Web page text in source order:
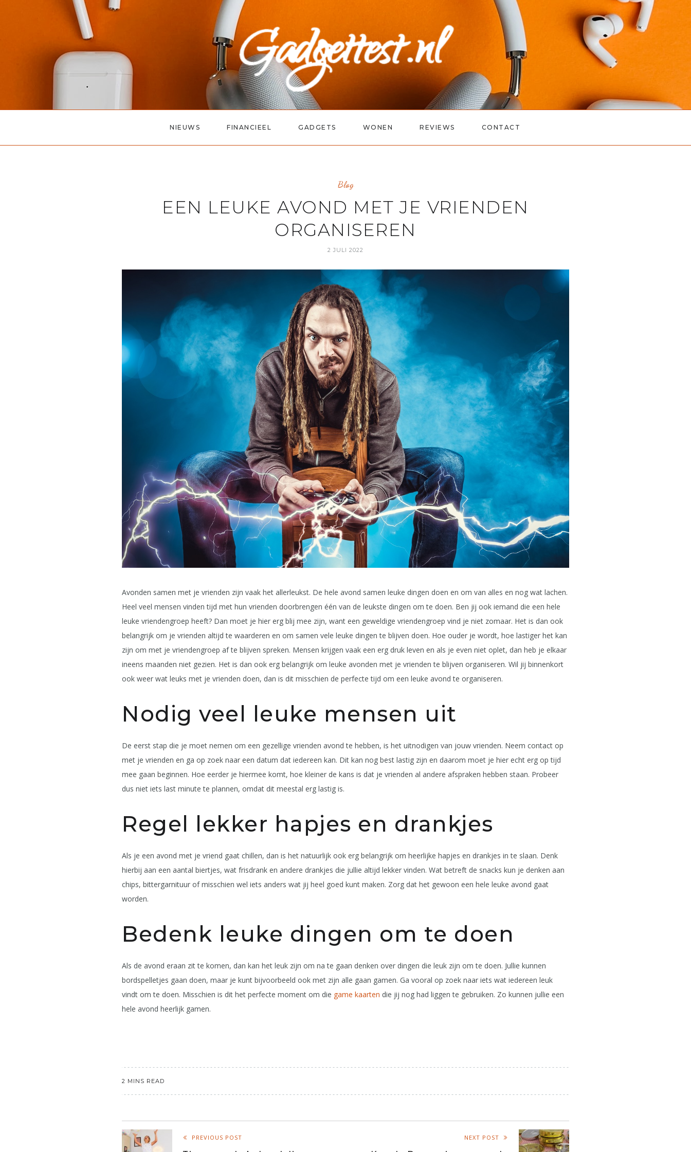
NIEUWS FINANCIEEL GADGETS WONEN REVIEWS CONTACT
Blog
EEN LEUKE AVOND MET JE VRIENDEN
ORGANISEREN
2 JULI 2022
Avonden samen met je vrienden zijn vaak het allerleukst. De hele avond samen leuke dingen doen en om van alles en nog wat lachen.
Heel veel mensen vinden tijd met hun vrienden doorbrengen één van de leukste dingen om te doen. Ben jij ook iemand die een hele
leuke vriendengroep heeft? Dan moet je hier erg blij mee zijn, want een geweldige vriendengroep vind je niet zomaar. Het is dan ook
belangrijk om je vrienden altijd te waarderen en om samen vele leuke dingen te blijven doen. Hoe ouder je wordt, hoe lastiger het kan
zijn om met je vriendengroep af te blijven spreken. Mensen krijgen vaak een erg druk leven en als je even niet oplet, dan heb je elkaar
ineens maanden niet gezien. Het is dan ook erg belangrijk om leuke avonden met je vrienden te blijven organiseren. Wil jij binnenkort
ook weer wat leuks met je vrienden doen, dan is dit misschien de perfecte tijd om een leuke avond te organiseren.
Nodig veel leuke mensen uit
De eerst stap die je moet nemen om een gezellige vrienden avond te hebben, is het uitnodigen van jouw vrienden. Neem contact op
met je vrienden en ga op zoek naar een datum dat iedereen kan. Dit kan nog best lastig zijn en daarom moet je hier echt erg op tijd
mee gaan beginnen. Hoe eerder je hiermee komt, hoe kleiner de kans is dat je vrienden al andere afspraken hebben staan. Probeer
dus niet iets last minute te plannen, omdat dit meestal erg lastig is.
Regel lekker hapjes en drankjes
Als je een avond met je vriend gaat chillen, dan is het natuurlijk ook erg belangrijk om heerlijke hapjes en drankjes in te slaan. Denk
hierbij aan een aantal biertjes, wat frisdrank en andere drankjes die jullie altijd lekker vinden. Wat betreft de snacks kun je denken aan
chips, bittergarnituur of misschien wel iets anders wat jij heel goed kunt maken. Zorg dat het gewoon een hele leuke avond gaat
worden.
Bedenk leuke dingen om te doen
Als de avond eraan zit te komen, dan kan het leuk zijn om na te gaan denken over dingen die leuk zijn om te doen. Jullie kunnen
bordspelletjes gaan doen, maar je kunt bijvoorbeeld ook met zijn alle gaan gamen. Ga vooral op zoek naar iets wat iedereen leuk
vindt om te doen. Misschien is dit het perfecte moment om die game kaarten die jij nog had liggen te gebruiken. Zo kunnen jullie een
hele avond heerlijk gamen.
2 MINS READ
PREVIOUS POST NEXT POST